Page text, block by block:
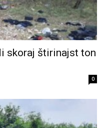
skoraj štirinajst ton
0